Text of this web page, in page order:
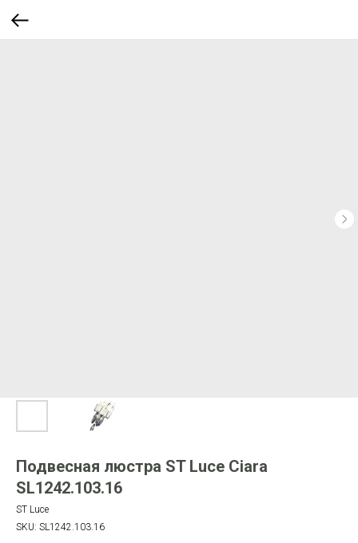
Подвесная люстра ST Luce Ciara
SL1242.103.16
ST Luce
SKU: SL1242.103.16